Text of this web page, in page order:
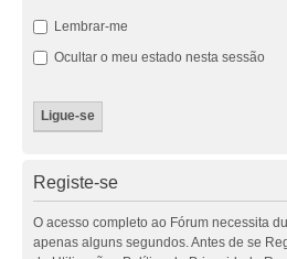
Lembrar-me
Ocultar o meu estado nesta sessão
Registe-se
O acesso completo ao Fórum necessita
apenas alguns segundos. Antes de se